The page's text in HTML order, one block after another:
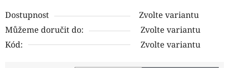
Dostupnost
Zvolte variantu
Můžeme doručit do:
Zvolte variantu
Kód:
Zvolte variantu